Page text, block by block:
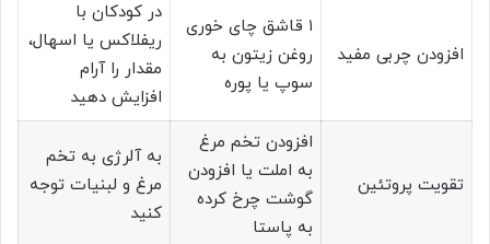
افزودن چربی مفید
۱ قاشق چای خوری
روغن زیتون به
سوپ یا پوره
در کودکان با
ریفلاکس یا اسهال،
مقدار را آرام
افزایش دهید
تقویت پروتئین
افزودن تخم مرغ
به املت یا افزودن
گوشت چرخ کرده
به پاستا
به آلرژی به تخم
مرغ و لبنیات توجه
کنید